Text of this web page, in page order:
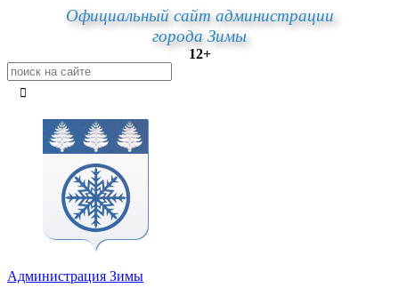
Официальный сайт администрации
города Зимы
12+
Администрация Зимы